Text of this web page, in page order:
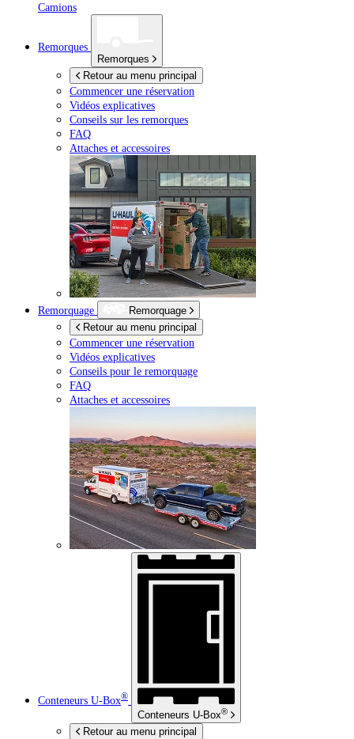
Camions
Remorques
Remorques
Retour au menu principal
Commencer une réservation
Vidéos explicatives
Conseils sur les remorques
FAQ
Attaches et accessoires
Remorquage
Remorquage
Retour au menu principal
Commencer une réservation
Vidéos explicatives
Conseils pour le remorquage
FAQ
Attaches et accessoires
Conteneurs U-Box®
Conteneurs U-Box®
Retour au menu principal